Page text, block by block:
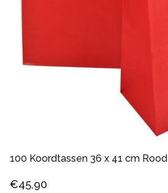
100 Koordtassen 36 x 41 cm Rood
€45,90